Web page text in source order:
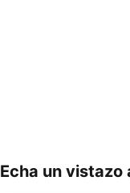
Echa un